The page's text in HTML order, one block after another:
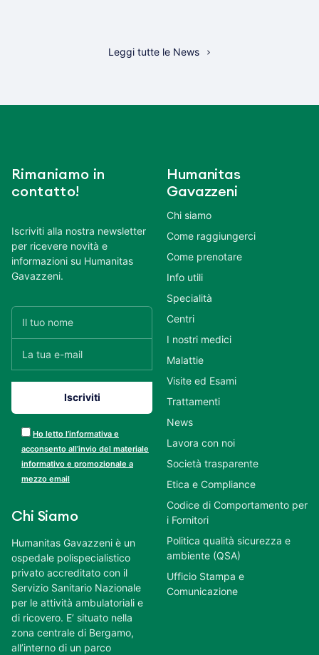
Leggi tutte le News
Rimaniamo in
contatto!
Iscriviti alla nostra newsletter
per ricevere novità e
informazioni su Humanitas
Gavazzeni.
Ho letto l’informativa e
acconsento all’invio del materiale
informativo e promozionale a
mezzo email
Chi Siamo
Humanitas Gavazzeni è un
ospedale polispecialistico
privato accreditato con il
Servizio Sanitario Nazionale
per le attività ambulatoriali e
di ricovero. E’ situato nella
zona centrale di Bergamo,
all’interno di un parco
Humanitas
Gavazzeni
Chi siamo
Come raggiungerci
Come prenotare
Info utili
Specialità
Centri
I nostri medici
Malattie
Visite ed Esami
Trattamenti
News
Lavora con noi
Società trasparente
Etica e Compliance
Codice di Comportamento per
i Fornitori
Politica qualità sicurezza e
ambiente (QSA)
Ufficio Stampa e
Comunicazione